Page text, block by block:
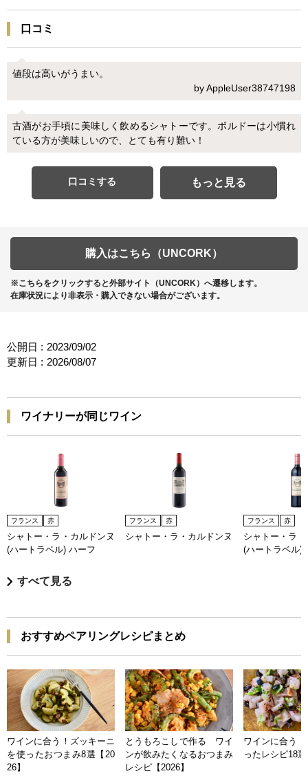
口コミ
値段は高いがうまい。
by AppleUser38747198
古酒がお手頃に美味しく飲めるシャトーです。ボルドーは小慣れ
ている方が美味しいので、とても有り難い！
口コミする もっと見る
購入はこちら（UNCORK）
※こちらをクリックすると外部サイト（UNCORK）へ遷移します。
在庫状況により非表示・購入できない場合がございます。
公開日 : 2023/09/02
更新日 : 2026/08/07
ワイナリーが同じワイン
フランス 赤
シャトー・ラ・カルドンヌ
(ハートラベル) ハーフ
フランス 赤
シャトー・ラ・カルドンヌ
フランス 赤
シャトー・ラ
(ハートラベル)
すべて見る
おすすめペアリングレシピまとめ
ワインに合う！ズッキーニ
を使ったおつまみ8選【20
26】
とうもろこしで作る ワイ
ンが飲みたくなるおつまみ
レシピ【2026】
ワインに合う
ったレシピ18